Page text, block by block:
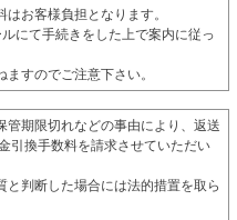
お客様負担となります。
にて手続きをした上で案内に従っ
すのでご注意下さい。
管期限切れなどの事由により、返送
引換手数料を請求させていただい
判断した場合には法的措置を取ら